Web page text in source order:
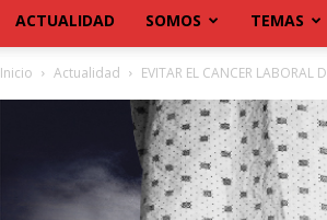
ACTUALIDAD SOMOS TEMAS
Inicio Actualidad EVITAR EL CANCER LABORAL